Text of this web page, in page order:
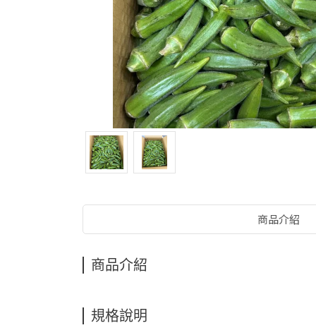
商品介紹
商品介紹
規格說明